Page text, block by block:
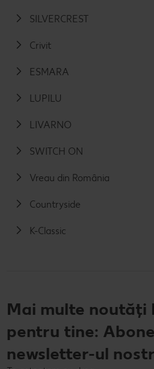
SILVERCREST
Crivit
ESMARA
LUPILU
LIVARNO
SWITCH ON
Vreau din România
Countryside
K-Classic
Mai multe noutăți
pentru tine:
newsletter-ul